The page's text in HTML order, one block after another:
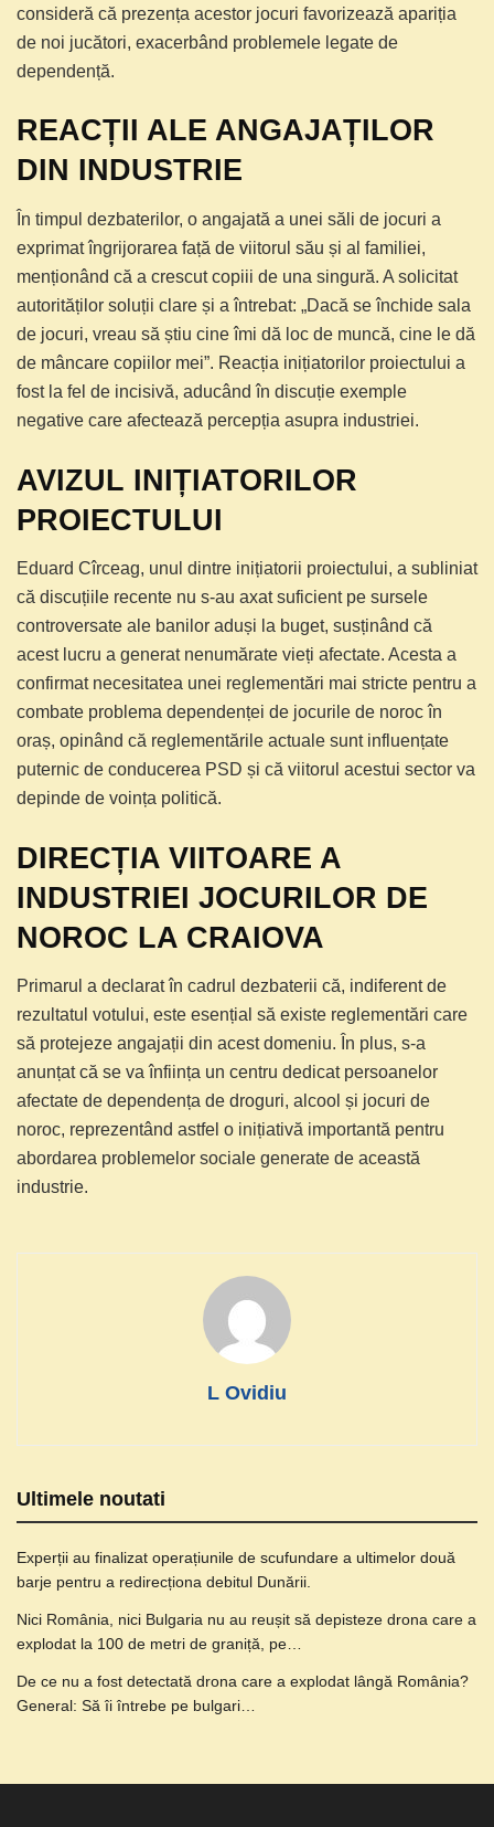
consideră că prezența acestor jocuri favorizează apariția
de noi jucători, exacerbând problemele legate de
dependență.
REACȚII ALE ANGAJAȚILOR
DIN INDUSTRIE
În timpul dezbaterilor, o angajată a unei săli de jocuri a
exprimat îngrijorarea față de viitorul său și al familiei,
menționând că a crescut copiii de una singură. A solicitat
autorităților soluții clare și a întrebat: „Dacă se închide sala
de jocuri, vreau să știu cine îmi dă loc de muncă, cine le dă
de mâncare copiilor mei”. Reacția inițiatorilor proiectului a
fost la fel de incisivă, aducând în discuție exemple
negative care afectează percepția asupra industriei.
AVIZUL INIȚIATORILOR
PROIECTULUI
Eduard Cîrceag, unul dintre inițiatorii proiectului, a subliniat
că discuțiile recente nu s-au axat suficient pe sursele
controversate ale banilor aduși la buget, susținând că
acest lucru a generat nenumărate vieți afectate. Acesta a
confirmat necesitatea unei reglementări mai stricte pentru a
combate problema dependenței de jocurile de noroc în
oraș, opinând că reglementările actuale sunt influențate
puternic de conducerea PSD și că viitorul acestui sector va
depinde de voința politică.
DIRECȚIA VIITOARE A
INDUSTRIEI JOCURILOR DE
NOROC LA CRAIOVA
Primarul a declarat în cadrul dezbaterii că, indiferent de
rezultatul votului, este esențial să existe reglementări care
să protejeze angajații din acest domeniu. În plus, s-a
anunțat că se va înființa un centru dedicat persoanelor
afectate de dependența de droguri, alcool și jocuri de
noroc, reprezentând astfel o inițiativă importantă pentru
abordarea problemelor sociale generate de această
industrie.
L Ovidiu
Ultimele noutati
Experții au finalizat operațiunile de scufundare a ultimelor două
barje pentru a redirecționa debitul Dunării.
Nici România, nici Bulgaria nu au reușit să depisteze drona care a
explodat la 100 de metri de graniță, pe…
De ce nu a fost detectată drona care a explodat lângă România?
General: Să îi întrebe pe bulgari…